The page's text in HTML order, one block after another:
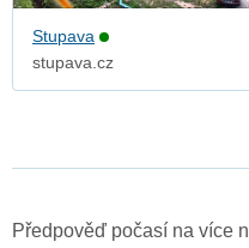
Stupava
stupava.cz
Předpověď počasí na více